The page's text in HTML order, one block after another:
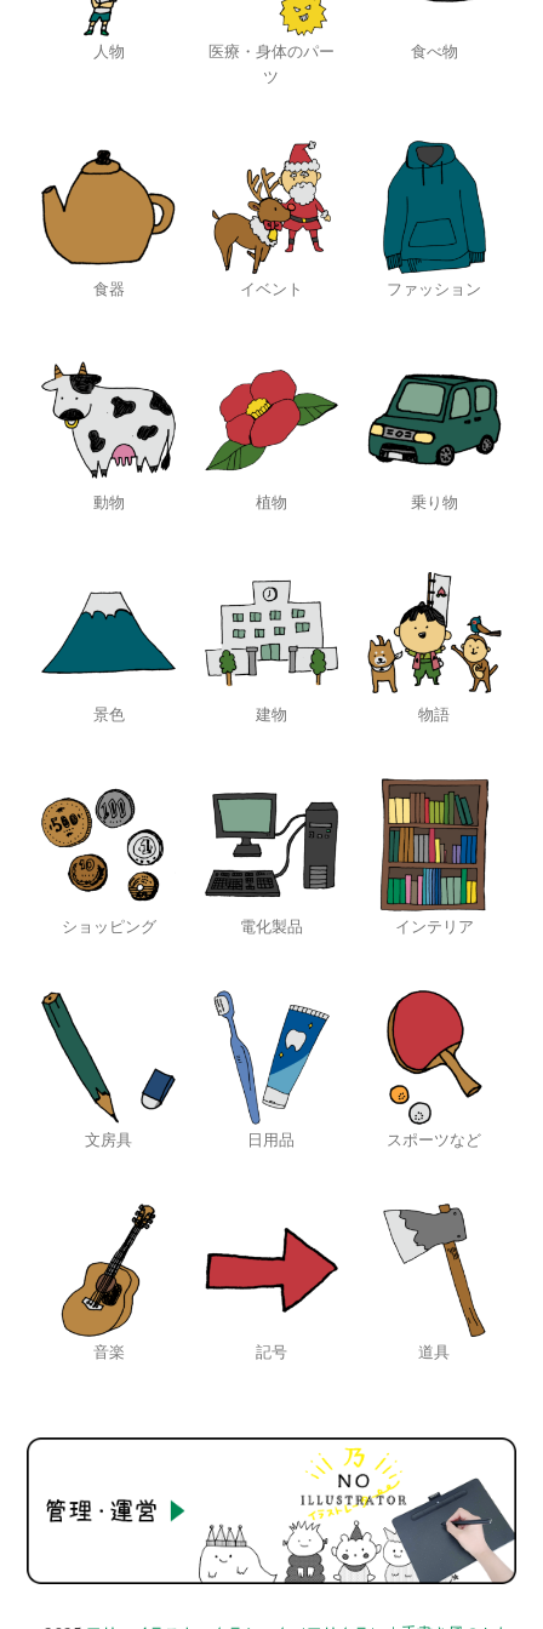
人物
医療・身体のパー
ツ
食べ物
食器 イベント ファッション
動物 植物 乗り物
景色 建物 物語
ショッピング 電化製品 インテリア
文房具 日用品 スポーツなど
音楽 記号 道具